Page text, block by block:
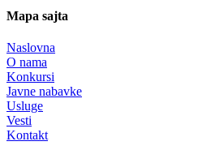
Mapa sajta
Naslovna
O nama
Konkursi
Javne nabavke
Usluge
Vesti
Kontakt